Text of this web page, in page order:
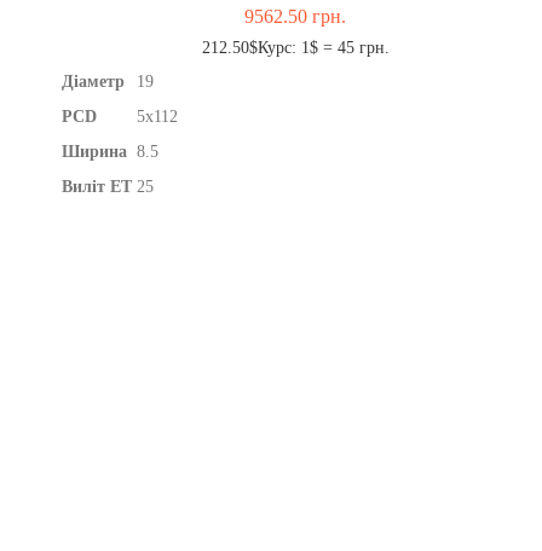
9562.50 грн.
212.50$Курс: 1$ = 45 грн.
Діаметр
19
PCD
5x112
Ширина 8.5
Виліт ET 25